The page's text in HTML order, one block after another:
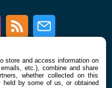
InstagramRSS Newsletter
À PROPOS
store and access information on
etc.), combine and share
whether collected on this
held by some of us, or obtained